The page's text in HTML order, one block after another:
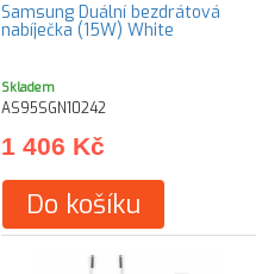
Samsung Duální bezdrátová
nabíječka (15W) White
Skladem
AS95SGN10242
1 406 Kč
Do košíku